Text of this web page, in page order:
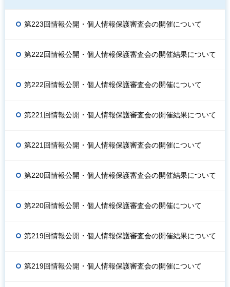
第223回情報公開・個人情報保護審査会の開催について
第222回情報公開・個人情報保護審査会の開催結果について
第222回情報公開・個人情報保護審査会の開催について
第221回情報公開・個人情報保護審査会の開催結果について
第221回情報公開・個人情報保護審査会の開催について
第220回情報公開・個人情報保護審査会の開催結果について
第220回情報公開・個人情報保護審査会の開催について
第219回情報公開・個人情報保護審査会の開催結果について
第219回情報公開・個人情報保護審査会の開催について